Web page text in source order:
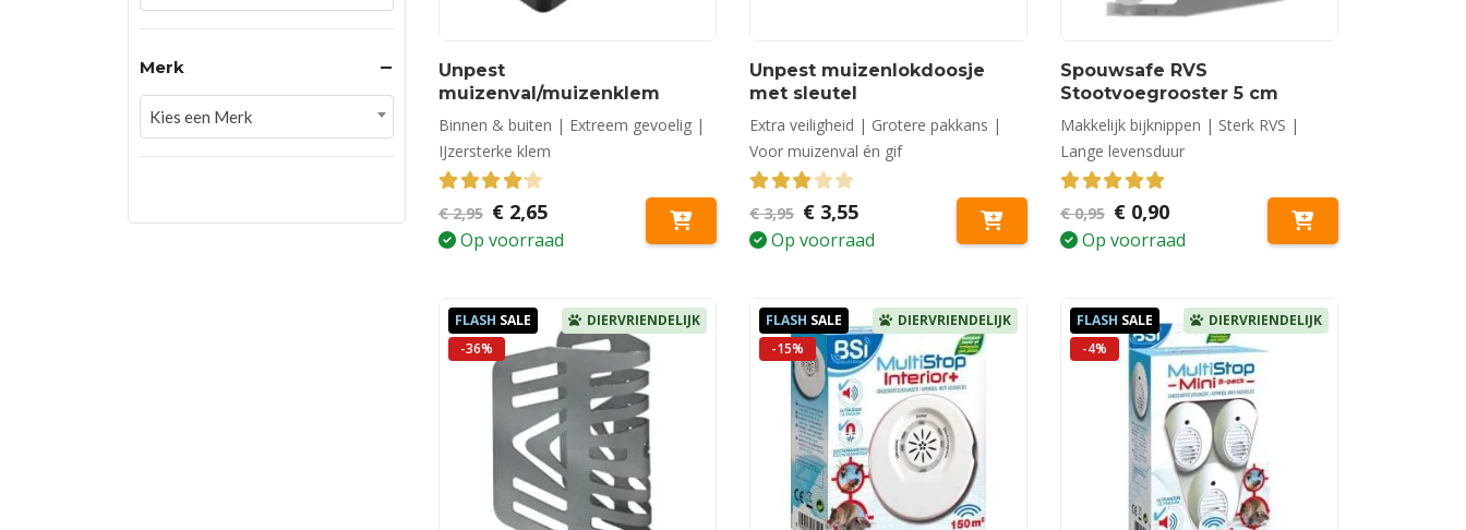
Unpest
muizenval/muizenklem
Binnen & buiten | Extreem gevoelig |
IJzersterke klem
4.19 out of 5
€2,95 Oorspronkelijke
prijs
was:
€ 2,65Huidige
prijs
is:
Op voorraad
Unpest muizenlokdoosje
met sleutel
Extra veiligheid | Grotere pakkans |
Voor muizenval én gif
3.00 out of 5
€3,95 Oorspronkelijke
prijs
was:
€ 3,55Huidige
prijs
is:
Op voorraad
Spouwsafe RVS
Stootvoegrooster 5 cm
Makkelijk bijknippen | Sterk RVS |
Lange levensduur
5.00 out of 5
€0,95 Oorspronkelijke
prijs
was:
€ 0,90Huidige
prijs
is:
Op voorraad
FLASH SALE
-36%
DIERVRIENDELIJK FLASH SALE
-15%
DIERVRIENDELIJK FLASH SALE
-4%
DIERVRIENDELIJK
Merk
Kies een Merk